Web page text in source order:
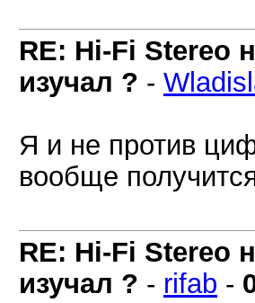
RE: Hi-Fi Stereo
изучал ? -
Я и не против
вообще
RE: Hi-Fi Stereo
изучал ? - rifab -